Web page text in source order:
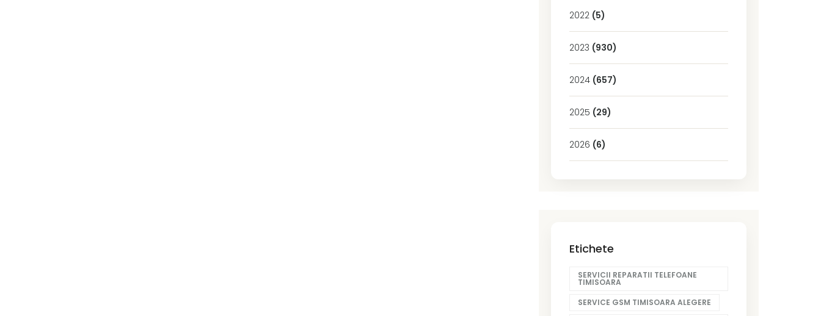
2022 (5)
2023 (930)
2024 (657)
2025 (29)
2026 (6)
Etichete
SERVICII REPARATII TELEFOANE
TIMISOARA
SERVICE GSM TIMISOARA ALEGERE